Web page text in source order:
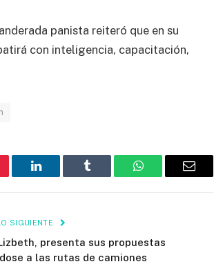
panista reiteró que en su
con inteligencia, capacitación,
LinkedIn Tumblr WhatsAppEmail
SIGUIENTE
presenta sus propuestas
a las rutas de camiones